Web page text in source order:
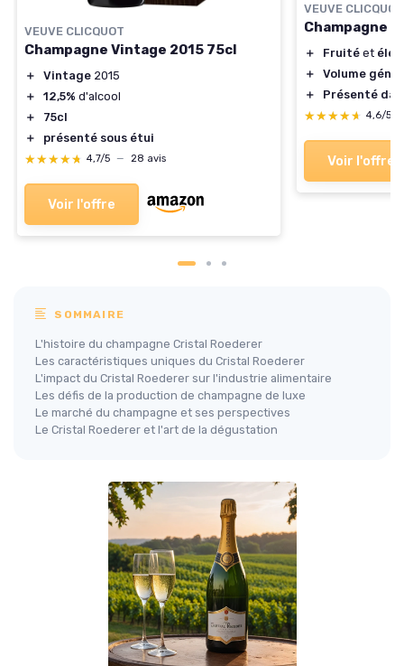
VEUVE CLICQUOT
Champagne Vintage 2015 75cl
＋ Vintage 2015
＋
12,5% d'alcool
＋
75cl
＋
présenté sous étui
★★★★★
★★★★★ 4,7/5 — 28 avis
Voir l'offre
VEUVE CLICQUOT
Champagne
＋ Fruité et
＋
Volume
＋
Présenté
★★★★★
★★★★★ 4,6/5
Voir l'offre
SOMMAIRE
L'histoire du champagne Cristal Roederer
Les caractéristiques uniques du Cristal Roederer
L'impact du Cristal Roederer sur l'industrie alimentaire
Les défis de la production de champagne de luxe
Le marché du champagne et ses perspectives
Le Cristal Roederer et l'art de la dégustation